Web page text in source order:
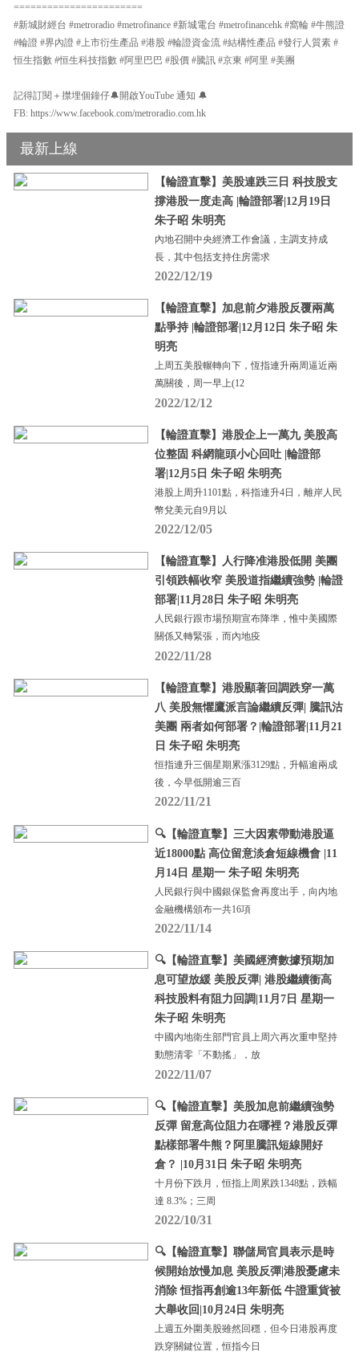
=======================
#新城財經台 #metroradio #metrofinance #新城電台 #metrofinancehk #窩輪 #牛熊證
#輪證 #界內證 #上市衍生產品 #港股 #輪證資金流 #結構性產品 #發行人質素 #
恒生指數 #恒生科技指數 #阿里巴巴 #股價 #騰訊 #京東 #阿里 #美團
記得訂閱＋㩒埋個鐘仔🔔開啟YouTube 通知 🔔
FB: https://www.facebook.com/metroradio.com.hk
最新上線
【輪證直擊】美股連跌三日 科技股支
撐港股一度走高 |輪證部署|12月19日
朱子昭 朱明亮
內地召開中央經濟工作會議，主調支持成
長，其中包括支持住房需求
2022/12/19
【輪證直擊】加息前夕港股反覆兩萬
點爭持 |輪證部署|12月12日 朱子昭 朱
明亮
上周五美股輾轉向下，恆指連升兩周逼近兩
萬關後，周一早上(12
2022/12/12
【輪證直擊】港股企上一萬九 美股高
位整固 科網龍頭小心回吐 |輪證部
署|12月5日 朱子昭 朱明亮
港股上周升1101點，科指連升4日，離岸人民
幣兌美元自9月以
2022/12/05
【輪證直擊】人行降准港股低開 美團
引領跌幅收窄 美股道指繼續強勢 |輪證
部署|11月28日 朱子昭 朱明亮
人民銀行跟市場預期宣布降準，惟中美國際
關係又轉緊張，而內地疫
2022/11/28
【輪證直擊】港股顯著回調跌穿一萬
八 美股無懼鷹派言論繼續反彈| 騰訊沽
美團 兩者如何部署？|輪證部署|11月21
日 朱子昭 朱明亮
恒指連升三個星期累漲3129點，升幅逾兩成
後，今早低開逾三百
2022/11/21
🔍【輪證直擊】三大因素帶動港股逼
近18000點 高位留意淡倉短線機會 |11
月14日 星期一 朱子昭 朱明亮
人民銀行與中國銀保監會再度出手，向內地
金融機構頒布一共16項
2022/11/14
🔍【輪證直擊】美國經濟數據預期加
息可望放緩 美股反彈| 港股繼續衝高
科技股料有阻力回調|11月7日 星期一
朱子昭 朱明亮
中國內地衛生部門官員上周六再次重申堅持
動態清零「不動搖」，放
2022/11/07
🔍【輪證直擊】美股加息前繼續強勢
反彈 留意高位阻力在哪裡？港股反彈
點樣部署牛熊？阿里騰訊短線開好
倉？ |10月31日 朱子昭 朱明亮
十月份下跌月，恒指上周累跌1348點，跌幅
達 8.3%；三周
2022/10/31
🔍【輪證直擊】聯儲局官員表示是時
候開始放慢加息 美股反彈|港股憂慮未
消除 恒指再創逾13年新低 牛證重貨被
大舉收回|10月24日 朱明亮
上週五外圍美股雖然回穩，但今日港股再度
跌穿關鍵位置，恒指今日